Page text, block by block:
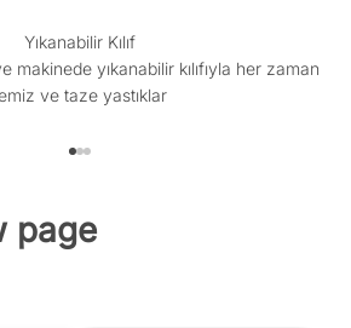
Yıkanabilir Kılıf
makinede yıkanabilir kılıfıyla her zaman
ve taze yastıklar
page